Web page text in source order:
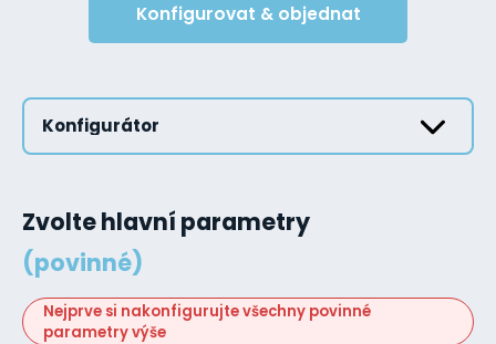
Konfigurovat & objednat
Konfigurátor
Zvolte hlavní parametry
(povinné)
Nejprve si nakonfigurujte všechny povinné
parametry výše